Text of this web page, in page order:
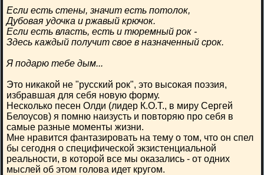
Если есть стены, значит есть потолок,
Дубовая удочка и ржавый крючок.
Если есть власть, есть и тюремный рок -
Здесь каждый получит свое в назначенный срок.
Я подарю тебе дым...
Это никакой не "русский рок", это высокая поэзия,
избравшая для себя новую форму.
Несколько песен Олди (лидер К.О.Т., в миру Сергей
Белоусов) я помню наизусть и повторяю про себя в
самые разные моменты жизни.
Мне нравится фантазировать на тему о том, что он спел
бы сегодня о специфической экзистенциальной
реальности, в которой все мы оказались - от одних
мыслей об этом голова идет кругом.